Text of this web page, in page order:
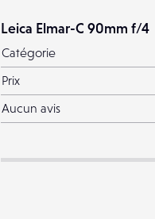
Leica Elmar-C 90mm f/4
Catégorie
Prix
Aucun avis